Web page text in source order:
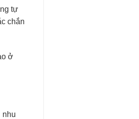
tự
chắn
ở
nhu